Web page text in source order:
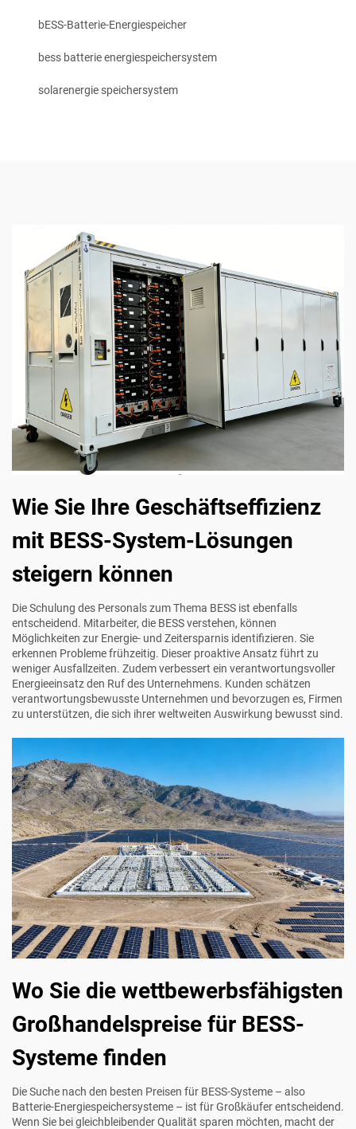
bESS-Batterie-Energiespeicher
bess batterie energiespeichersystem
solarenergie speichersystem
Wie Sie Ihre Geschäftseffizienz
mit BESS-System-Lösungen
steigern können
Die Schulung des Personals zum Thema BESS ist ebenfalls
entscheidend. Mitarbeiter, die BESS verstehen, können
Möglichkeiten zur Energie- und Zeitersparnis identifizieren. Sie
erkennen Probleme frühzeitig. Dieser proaktive Ansatz führt zu
weniger Ausfallzeiten. Zudem verbessert ein verantwortungsvoller
Energieeinsatz den Ruf des Unternehmens. Kunden schätzen
verantwortungsbewusste Unternehmen und bevorzugen es, Firmen
zu unterstützen, die sich ihrer weltweiten Auswirkung bewusst sind.
Wo Sie die wettbewerbsfähigsten
Großhandelspreise für BESS-
Systeme finden
Die Suche nach den besten Preisen für BESS-Systeme – also
Batterie-Energiespeichersysteme – ist für Großkäufer entscheidend.
Wenn Sie bei gleichbleibender Qualität sparen möchten, macht der